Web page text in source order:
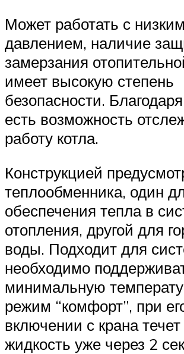
Может работать с низким
давлением, наличие
замерзания
имеет высокую степень
безопасности.
есть возможность
работу котла.
Конструкцией
теплообменника, один
обеспечения тепла в
отопления, другой для
воды. Подходит для
необходимо
минимальную
режим “комфорт”, при
включении с крана течет
жидкость уже через 2